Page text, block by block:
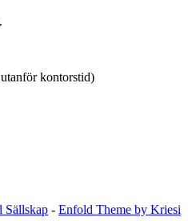
kontorstid)
Sällskap - Enfold Theme by Kriesi